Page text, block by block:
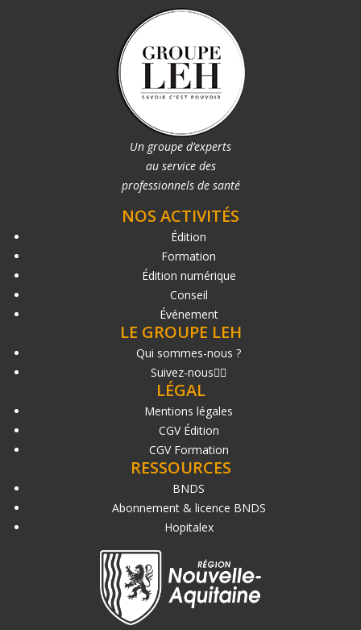
Un groupe d’experts
au service des
professionnels de santé
NOS ACTIVITÉS
Édition
Formation
Édition numérique
Conseil
Événement
LE GROUPE LEH
Qui sommes-nous ?
Suivez-nous
LÉGAL
Mentions légales
CGV Édition
CGV Formation
RESSOURCES
BNDS
Abonnement & licence BNDS
Hopitalex